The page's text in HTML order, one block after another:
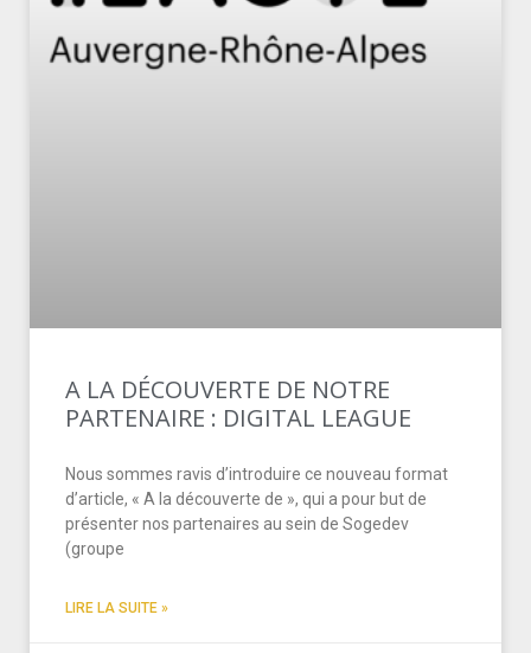
A LA DÉCOUVERTE DE NOTRE
PARTENAIRE : DIGITAL LEAGUE
Nous sommes ravis d’introduire ce nouveau format
d’article, « A la découverte de », qui a pour but de
présenter nos partenaires au sein de Sogedev
(groupe
LIRE LA SUITE »